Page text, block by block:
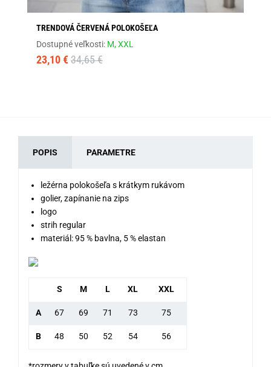
TRENDOVÁ ČERVENÁ POLOKOŠEĽA
Dostupné veľkosti: M,XXL
23,10 € 34,65 €
POPIS PARAMETRE
ležérna polokošeľa s krátkym rukávom
golier, zapínanie na zips
logo
strih regular
materiál: 95 % bavlna, 5 % elastan
S M L XL XXL
A 67 69 71 73 75
B 48 50 52 54 56